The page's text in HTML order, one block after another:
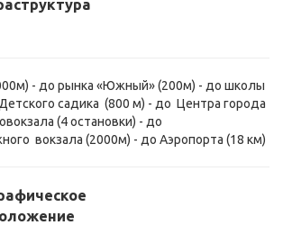
- до рынка «Южный» (200м) - до школы
садика (800 м) - до Центра города
(4 остановки) - до
вокзала (2000м) - до Аэропорта (18 км)